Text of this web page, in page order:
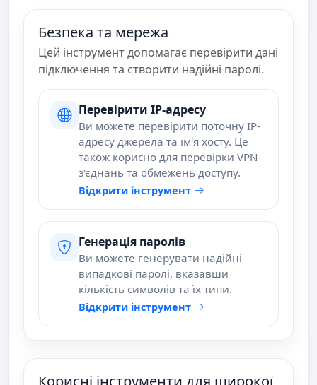
Безпека та мережа
Цей інструмент допомагає перевірити дані
підключення та створити надійні паролі.
Перевірити IP-адресу
Ви можете перевірити поточну IP-
адресу джерела та ім'я хосту. Це
також корисно для перевірки VPN-
з'єднань та обмежень доступу.
Відкрити інструмент
Генерація паролів
Ви можете генерувати надійні
випадкові паролі, вказавши
кількість символів та їх типи.
Відкрити інструмент
Корисні інструменти для широкої